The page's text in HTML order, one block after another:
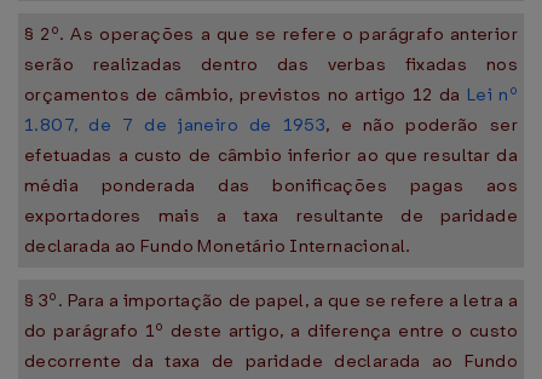
§ 2º. As operações a que se refere o parágrafo anterior
serão realizadas dentro das verbas fixadas nos
orçamentos de câmbio, previstos no artigo 12 da Lei nº
1.807, de 7 de janeiro de 1953, e não poderão ser
efetuadas a custo de câmbio inferior ao que resultar da
média ponderada das bonificações pagas aos
exportadores mais a taxa resultante de paridade
declarada ao Fundo Monetário Internacional.
§ 3º. Para a importação de papel, a que se refere a letra a
do parágrafo 1º deste artigo, a diferença entre o custo
decorrente da taxa de paridade declarada ao Fundo